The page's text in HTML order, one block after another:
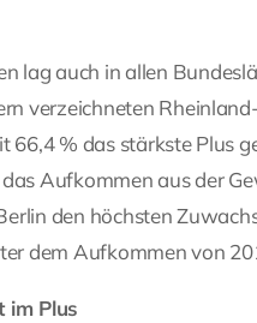
lag auch in allen
verzeichneten
% das stärkste Plus
Aufkommen aus der
den höchsten
dem Aufkommen von
im Plus